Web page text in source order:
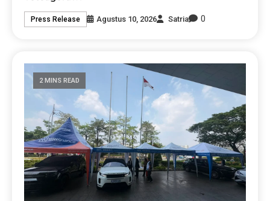
Press Release Agustus 10, 2026 Satria 0
2 MINS READ